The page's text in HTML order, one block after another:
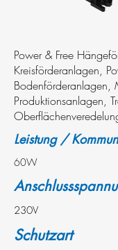
Power & Free
Kreisförderanlagen,
Bodenförderanlagen,
Produktionsanlagen,
Leistung /
60W
230V
Schutzart